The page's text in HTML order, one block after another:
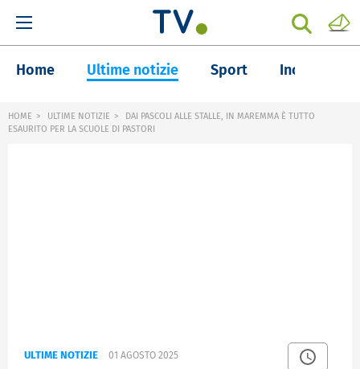
Home Ultime notizie Sport Inchieste
HOME ULTIME NOTIZIE
DAI PASCOLI ALLE STALLE, IN MAREMMA È TUTTO
ESAURITO PER LA SCUOLE DI PASTORI
ULTIME NOTIZIE 01 AGOSTO 2025